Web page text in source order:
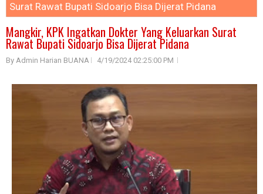
Surat Rawat Bupati Sidoarjo Bisa Dijerat Pidana
Mangkir, KPK Ingatkan Dokter Yang Keluarkan Surat
Rawat Bupati Sidoarjo Bisa Dijerat Pidana
By Admin Harian BUANA 4/19/2024 02:25:00 PM